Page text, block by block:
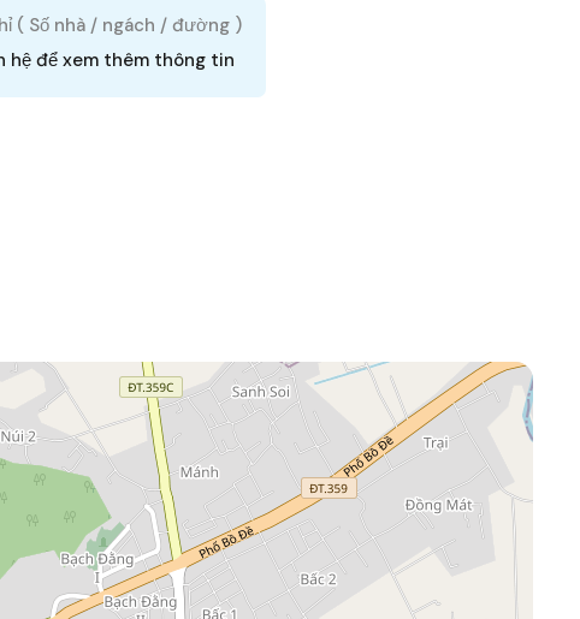
( Số nhà / ngách / đường )
hệ để xem thêm thông tin